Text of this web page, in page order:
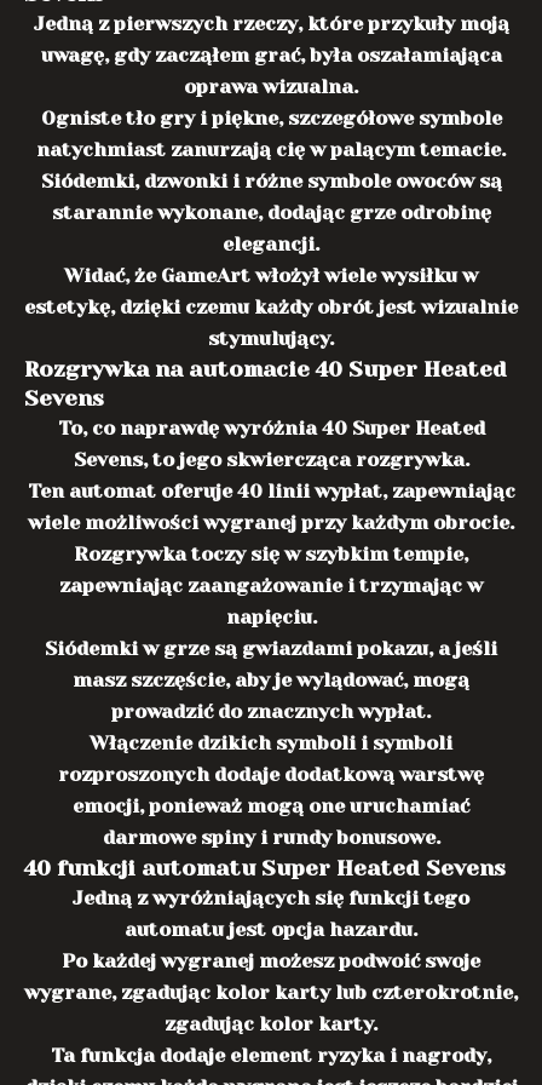
Jedną z pierwszych rzeczy, które przykuły moją
uwagę, gdy zacząłem grać, była oszałamiająca
oprawa wizualna.
Ogniste tło gry i piękne, szczegółowe symbole
natychmiast zanurzają cię w palącym temacie.
Siódemki, dzwonki i różne symbole owoców są
starannie wykonane, dodając grze odrobinę
elegancji.
Widać, że GameArt włożył wiele wysiłku w
estetykę, dzięki czemu każdy obrót jest wizualnie
stymulujący.
Rozgrywka na automacie 40 Super Heated
Sevens
To, co naprawdę wyróżnia 40 Super Heated
Sevens, to jego skwiercząca rozgrywka.
Ten automat oferuje 40 linii wypłat, zapewniając
wiele możliwości wygranej przy każdym obrocie.
Rozgrywka toczy się w szybkim tempie,
zapewniając zaangażowanie i trzymając w
napięciu.
Siódemki w grze są gwiazdami pokazu, a jeśli
masz szczęście, aby je wylądować, mogą
prowadzić do znacznych wypłat.
Włączenie dzikich symboli i symboli
rozproszonych dodaje dodatkową warstwę
emocji, ponieważ mogą one uruchamiać
darmowe spiny i rundy bonusowe.
40 funkcji automatu Super Heated Sevens
Jedną z wyróżniających się funkcji tego
automatu jest opcja hazardu.
Po każdej wygranej możesz podwoić swoje
wygrane, zgadując kolor karty lub czterokrotnie,
zgadując kolor karty.
Ta funkcja dodaje element ryzyka i nagrody,